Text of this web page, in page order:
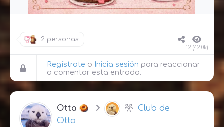
2 personas
12 (42.0k)
Regístrate o Inicia sesión para reaccionar
o comentar esta entrada.
Otta
Club de
Otta